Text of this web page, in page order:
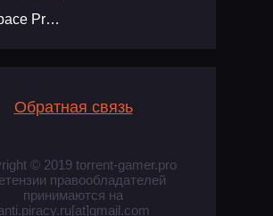
Kerbal Space Program 2
Обратная связь
© 2019 torrent-gamer.pro
правообладателей
принимаются на